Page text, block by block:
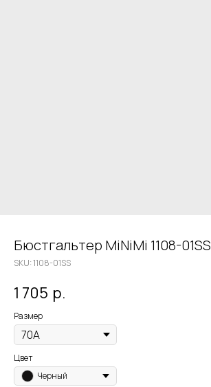
Бюстгальтер MiNiMi 1108-01SS
SKU:1108-01SS
1 705 р.
Размер
Цвет
Черный